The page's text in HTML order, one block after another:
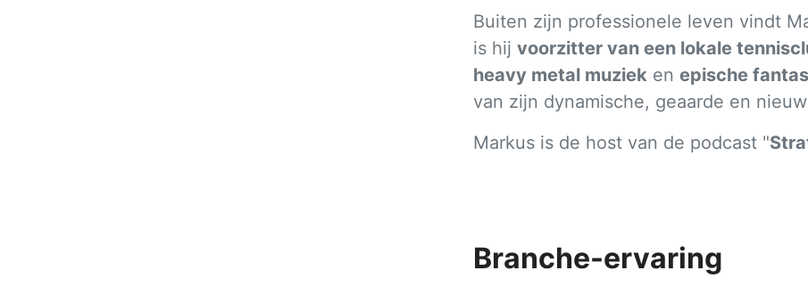
Buiten zijn professionele leven vindt
is hij voorzitter van een lokale
heavy metal muziek en epische
van zijn dynamische, geaarde en
Markus is de host van de podcast "
Branche-ervaring